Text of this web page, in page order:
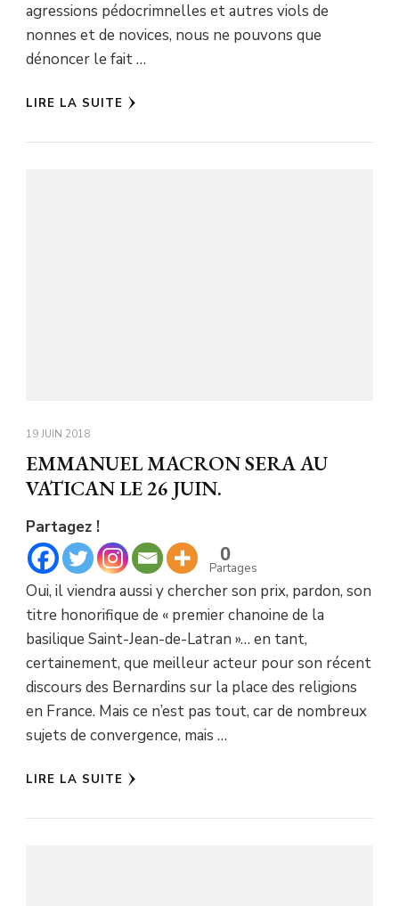
agressions pédocrimnelles et autres viols de
nonnes et de novices, nous ne pouvons que
dénoncer le fait …
LIRE LA SUITE
19 JUIN 2018
EMMANUEL MACRON SERA AU
VATICAN LE 26 JUIN.
Partagez !
0
Partages
Oui, il viendra aussi y chercher son prix, pardon, son
titre honorifique de « premier chanoine de la
basilique Saint-Jean-de-Latran »… en tant,
certainement, que meilleur acteur pour son récent
discours des Bernardins sur la place des religions
en France. Mais ce n’est pas tout, car de nombreux
sujets de convergence, mais …
LIRE LA SUITE